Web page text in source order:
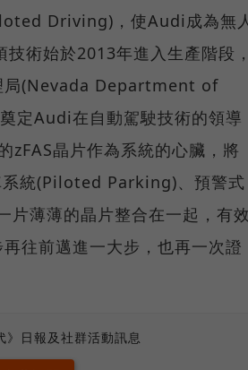
Driving)，使Audi成為無
術始於2013年進入生產階段，
局(Nevada Department of
定Audi在自動駕駛技術的領導
晶片作為系統的心臟，將
統(Piloted Parking)、預警式
片薄薄的晶片整合在一起，有效
往前邁進一大步，也再一次證
日報及社群活動訊息